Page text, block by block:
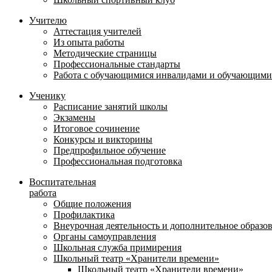
Учителю
Аттестация учителей
Из опыта работы
Методические страницы
Профессиональные стандарты
Работа с обучающимися инвалидами и
Ученику
Расписание занятий школы
Экзамены
Итоговое сочинение
Конкурсы и викторины
Предпрофильное обучение
Профессиональная подготовка
Воспитательная
работа
Общие положения
Профилактика
Внеурочная деятельность и дополнительное
Органы самоуправления
Школьная служба примирения
Школьный театр «Хранители времени»
Школьный театр «Хранители времени»